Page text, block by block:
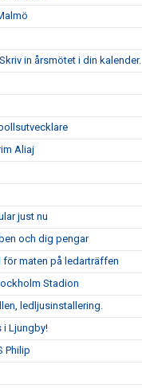
in årsmötet i din kalender.
Aliaj
just nu
och dig pengar
maten på ledarträffen
Stadion
ledljusinstallering.
i Ljungby!
Philip